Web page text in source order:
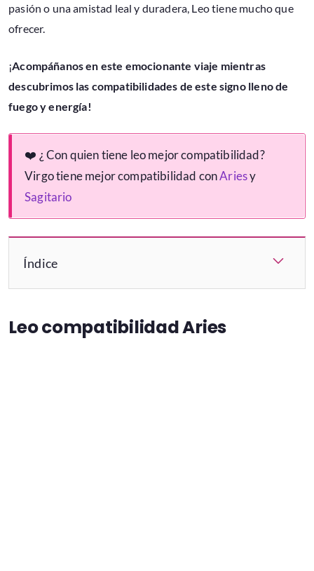
pasión o una amistad leal y duradera, Leo tiene mucho que
ofrecer.
¡Acompáñanos en este emocionante viaje mientras
descubrimos las compatibilidades de este signo lleno de
fuego y energía!
❤️️ ¿ Con quien tiene leo mejor compatibilidad?
Virgo tiene mejor compatibilidad conAriesy
Sagitario
Índice
Leo compatibilidad Aries